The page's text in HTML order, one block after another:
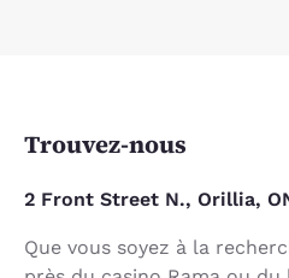
Trouvez-nous
2 Front Street N., Orillia,
Que vous soyez à la